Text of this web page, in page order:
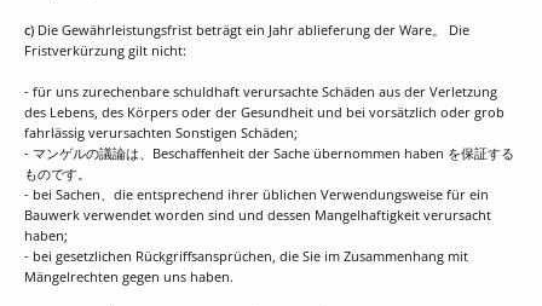
c) Die Gewährleistungsfrist beträgt ein Jahr ablieferung der Ware。 Die
Fristverkürzung gilt nicht:
- für uns zurechenbare schuldhaft verursachte Schäden aus der Verletzung
des Lebens, des Körpers oder der Gesundheit und bei vorsätzlich oder grob
fahrlässig verursachten Sonstigen Schäden;
- マンゲルの議論は、Beschaffenheit der Sache übernommen haben を保証する
ものです。
- bei Sachen、die entsprechend ihrer üblichen Verwendungsweise für ein
Bauwerk verwendet worden sind und dessen Mangelhaftigkeit verursacht
haben;
- bei gesetzlichen Rückgriffsansprüchen, die Sie im Zusammenhang mit
Mängelrechten gegen uns haben.